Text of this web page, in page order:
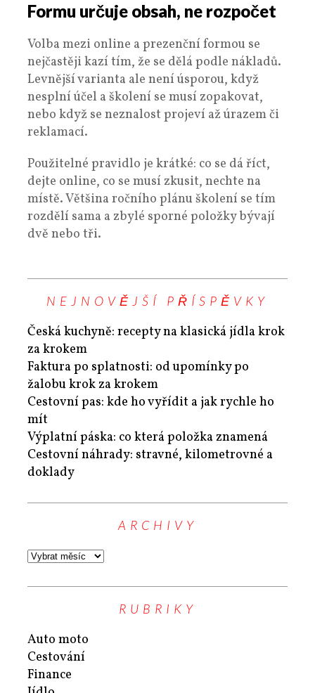
Formu určuje obsah, ne rozpočet
Volba mezi online a prezenční formou se
nejčastěji kazí tím, že se dělá podle nákladů.
Levnější varianta ale není úsporou, když
nesplní účel a školení se musí zopakovat,
nebo když se neznalost projeví až úrazem či
reklamací.
Použitelné pravidlo je krátké: co se dá říct,
dejte online, co se musí zkusit, nechte na
místě. Většina ročního plánu školení se tím
rozdělí sama a zbylé sporné položky bývají
dvě nebo tři.
NEJNOVĚJŠÍ PŘÍSPĚVKY
Česká kuchyně: recepty na klasická jídla krok
za krokem
Faktura po splatnosti: od upomínky po
žalobu krok za krokem
Cestovní pas: kde ho vyřídit a jak rychle ho
mít
Výplatní páska: co která položka znamená
Cestovní náhrady: stravné, kilometrovné a
doklady
ARCHIVY
RUBRIKY
Auto moto
Cestování
Finance